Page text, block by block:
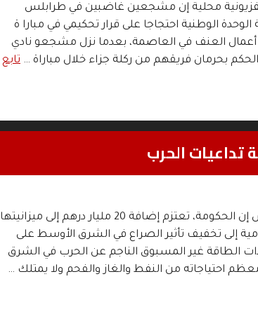
محلية إن مشجعين غاضبين في طرابلس
الوطنية احتجاجا على قرار تحكيمي في مبارا ة
العنف في العاصمة، بعدما نزل مشجعو نادي
الحكم بحرمان فريقهم من ركلة جزاء خلال مباراة … تابع
المغرب بريس قال مصطفلى بايتاس إن الحكومة، تعتزم إضافة 20 مليار درهم إلى ميزانيتها ​
رامية إلى تخفيف تأثير ‌الصراع في الشرق الأوسط على
الطاقة غير المسبوق الناجم عن الحرب في الشرق
احتياجاته من النفط والغاز ​والفحم ولا يمتلك …